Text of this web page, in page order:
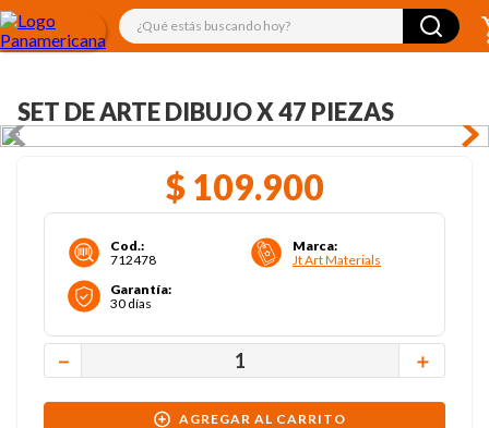
¿Qué estás buscando hoy?
SET DE ARTE DIBUJO X 47 PIEZAS
$ 109.900
Cod.:
712478
Marca:
Jt Art Materials
Garantía:
30 días
＋
－
AGREGAR AL CARRITO